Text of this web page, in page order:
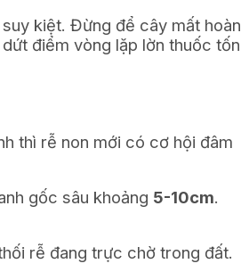
kiệt. Đừng để cây mất hoàn
điểm vòng lặp lờn thuốc tốn
thì rễ non mới có cơ hội đâm
gốc sâu khoảng 5-10cm.
rễ đang trực chờ trong đất.